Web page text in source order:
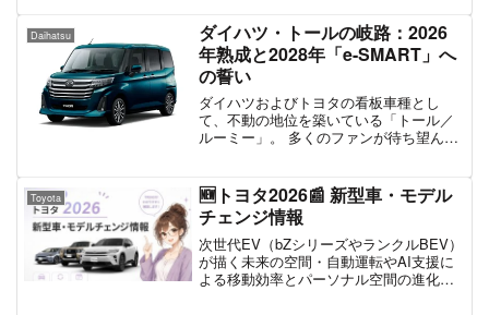
ーのリアルな声から生まれた新ステアリ
ングを...
Daihatsu
ダイハツ・トールの岐路：2026
年熟成と2028年「e-SMART」へ
の誓い
ダイハツおよびトヨタの看板車種とし
て、不動の地位を築いている「トール／
ルーミー」。 多くのファンが待ち望んで
の搭載です。しかし、最新の戦略分析か
ら見えてきた...
Toyota
🆕トヨタ2026📰 新型車・モデル
チェンジ情報
次世代EV（bZシリーズやランクルBEV）
が描く未来の空間・自動運転やAI支援に
よる移動効率とパーソナル空間の進化・